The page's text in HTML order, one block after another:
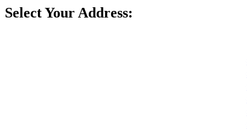
Select Your Address: